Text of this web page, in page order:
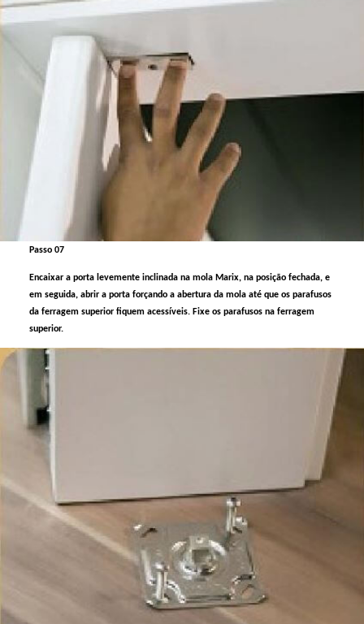
Passo 07
Encaixar a porta levemente inclinada na mola Marix, na posição fechada, e
em seguida, abrir a porta forçando a abertura da mola até que os parafusos
da ferragem superior fiquem acessíveis. Fixe os parafusos na ferragem
superior.